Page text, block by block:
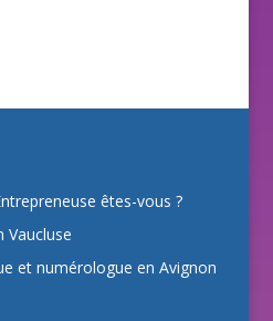
êtes-vous ?
Vaucluse
et numérologue en Avignon